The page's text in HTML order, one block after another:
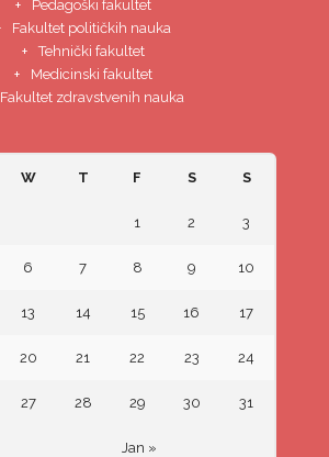
Pedagoški fakultet
Fakultet političkih nauka
Tehnički fakultet
Medicinski fakultet
Fakultet zdravstvenih nauka
W T F S S
Jan »
1 2 3
6 7 8 9 10
13 14 15 16 17
20 21 22 23 24
27 28 29 30 31